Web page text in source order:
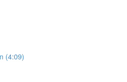
(4:09)